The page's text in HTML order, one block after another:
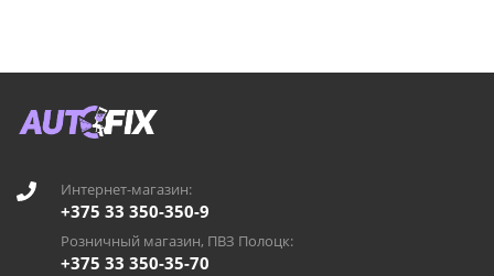
Интернет-магазин:
+375 33 350-350-9
Розничный магазин, ПВЗ Полоцк:
+375 33 350-35-70